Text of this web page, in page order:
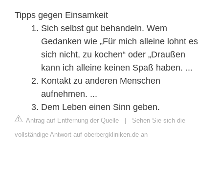
Tipps gegen Einsamkeit
Sich selbst gut behandeln. Wem
Gedanken wie „Für mich alleine lohnt es
sich nicht, zu kochen“ oder „Draußen
kann ich alleine keinen Spaß haben. ...
Kontakt zu anderen Menschen
aufnehmen. ...
Dem Leben einen Sinn geben.
Antrag auf Entfernung der Quelle | Sehen Sie sich die
vollständige Antwort auf oberbergkliniken.de an